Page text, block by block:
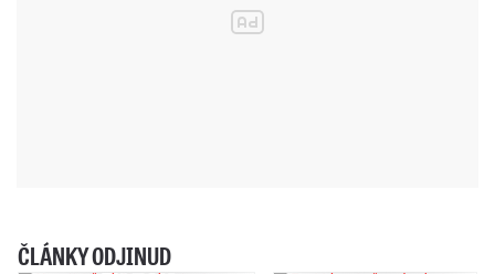
ČLÁNKY ODJINUD